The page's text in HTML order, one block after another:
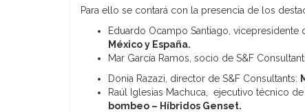
Para ello se contará con la presencia de los
Eduardo Ocampo Santiago, vicepresidente
México y España.
Mar García Ramos, socio de S&F
Donia Razazi, director de S&F Consultants:
Raúl Iglesias Machuca, ejecutivo técnico
bombeo – Híbridos Genset.